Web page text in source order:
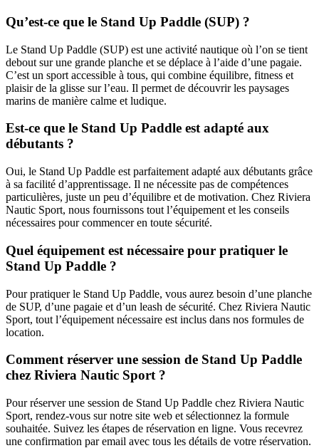
Qu’est-ce que le Stand Up Paddle (SUP) ?
Le Stand Up Paddle (SUP) est une activité nautique où l’on se tient
debout sur une grande planche et se déplace à l’aide d’une pagaie.
C’est un sport accessible à tous, qui combine équilibre, fitness et
plaisir de la glisse sur l’eau. Il permet de découvrir les paysages
marins de manière calme et ludique.
Est-ce que le Stand Up Paddle est adapté aux
débutants ?
Oui, le Stand Up Paddle est parfaitement adapté aux débutants grâce
à sa facilité d’apprentissage. Il ne nécessite pas de compétences
particulières, juste un peu d’équilibre et de motivation. Chez Riviera
Nautic Sport, nous fournissons tout l’équipement et les conseils
nécessaires pour commencer en toute sécurité.
Quel équipement est nécessaire pour pratiquer le
Stand Up Paddle ?
Pour pratiquer le Stand Up Paddle, vous aurez besoin d’une planche
de SUP, d’une pagaie et d’un leash de sécurité. Chez Riviera Nautic
Sport, tout l’équipement nécessaire est inclus dans nos formules de
location.
Comment réserver une session de Stand Up Paddle
chez Riviera Nautic Sport ?
Pour réserver une session de Stand Up Paddle chez Riviera Nautic
Sport, rendez-vous sur notre site web et sélectionnez la formule
souhaitée. Suivez les étapes de réservation en ligne. Vous recevrez
une confirmation par email avec tous les détails de votre réservation.